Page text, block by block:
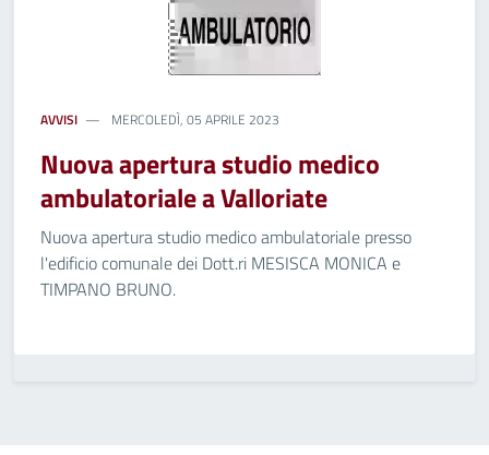
AVVISI MERCOLEDÌ, 05 APRILE 2023
Nuova apertura studio medico
ambulatoriale a Valloriate
Nuova apertura studio medico ambulatoriale presso
l'edificio comunale dei Dott.ri MESISCA MONICA e
TIMPANO BRUNO.